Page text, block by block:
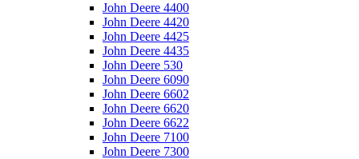
John Deere 4400
John Deere 4420
John Deere 4425
John Deere 4435
John Deere 530
John Deere 6090
John Deere 6602
John Deere 6620
John Deere 6622
John Deere 7100
John Deere 7300